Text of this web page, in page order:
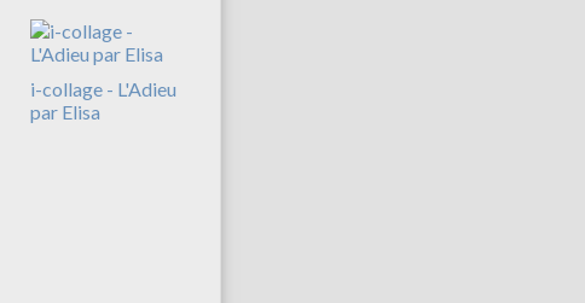
i-collage - L'Adieu
par Elisa